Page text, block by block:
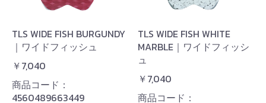
TLS WIDE FISH BURGUNDY
｜ワイドフィッシュ
￥7,040
商品コード：
4560489663449
TLS WIDE FISH WHITE
MARBLE｜ワイドフィッシ
ュ
￥7,040
商品コード：